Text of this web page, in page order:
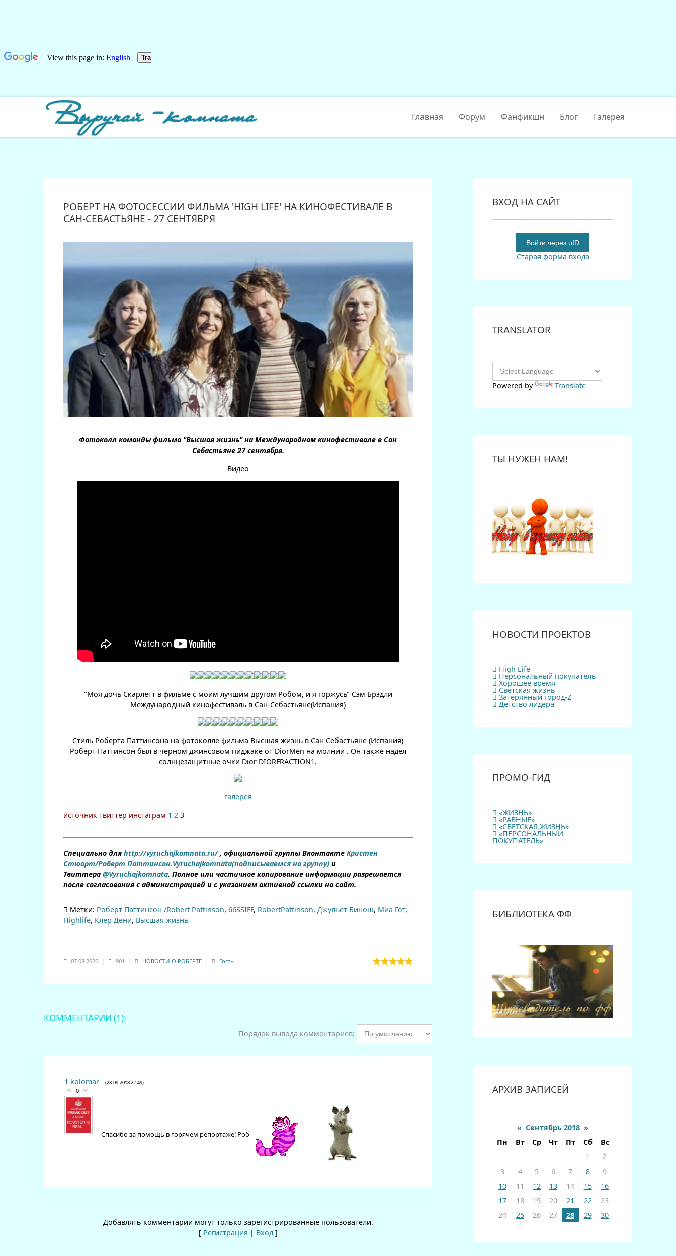
Главная Форум Фанфикшн Блог Галерея
РОБЕРТ НА ФОТОСЕССИИ ФИЛЬМА 'HIGH LIFE' НА КИНОФЕСТИВАЛЕ В
САН-СЕБАСТЬЯНЕ - 27 СЕНТЯБРЯ
Фотоколл команды фильма "Высшая жизнь" на Международном кинофестивале в Сан
Себастьяне 27 сентября.
Видео
"Моя дочь Скарлетт в фильме с моим лучшим другом Робом, и я горжусь" Сэм Брэдли
Международный кинофестиваль в Сан-Себастьяне(Испания)
Стиль Роберта Паттинсона на фотоколле фильма Высшая жизнь в Сан Себастьяне (Испания)
Роберт Паттинсон был в черном джинсовом пиджаке от DiorMen на молнии . Он также надел
солнцезащитные очки Dior DIORFRACTION1.
галерея
источник твиттер инстаграм 1 2 3
Специально для http://vyruchajkomnata.ru/, официальной группы Вконтакте Кристен
Стюарт/Роберт Паттинсон.Vyruchajkomnata(подписываемся на группу)и
Твиттера@Vyruchajkomnata. Полное или частичное копирование информации разрешается
после согласования с администрацией и с указанием активной ссылки на сайт.
Метки: Роберт Паттинсон /Robert Pattinson, 66SSIFF, RobertPattinson, Джульет Бинош, Миа Гот,
Highlife, Клер Дени, Высшая жизнь
07.08.2026 901 НОВОСТИ О РОБЕРТЕ Гость
КОММЕНТАРИИ (1):
Порядок вывода комментариев:
1 kolomar (28.09.2018 22:49)
0
Спасибо за помощь в горячем репортаже! Роб
Добавлять комментарии могут только зарегистрированные пользователи.
[ Регистрация | Вход]
ВХОД НА САЙТ
Войти через uID
Старая форма входа
TRANSLATOR
Powered by Translate
ТЫ НУЖЕН НАМ!
НОВОСТИ ПРОЕКТОВ
High Life
Персональный покупатель
Хорошее время
Светская жизнь
Затерянный город-Z
Детство лидера
ПРОМО-ГИД
«ЖИЗНЬ»
«РАВНЫЕ»
«СВЕТСКАЯ ЖИЗНЬ»
«ПЕРСОНАЛЬНЫЙ
ПОКУПАТЕЛЬ»
БИБЛИОТЕКА ФФ
АРХИВ ЗАПИСЕЙ
« Сентябрь 2018 »
Пн
Вт Ср Чт Пт Сб
Вс
1
2
3
4 5 6 7 8
9
10
11 12 13 14 15
16
17
18 19 20 21 22
23
24
25 26 27 28 29 30